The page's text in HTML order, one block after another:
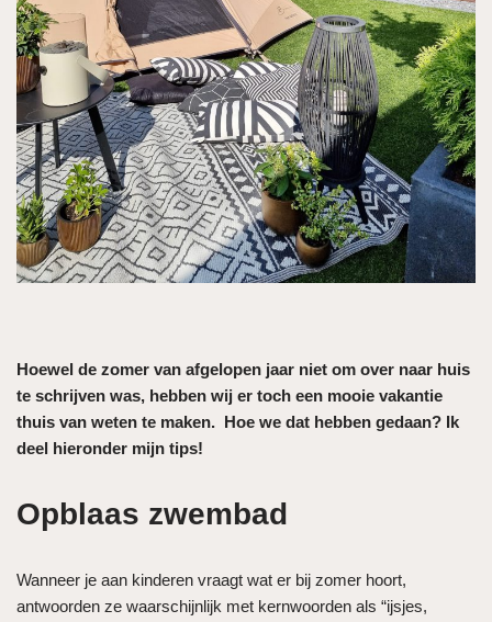
Hoewel de zomer van afgelopen jaar niet om over naar huis
te schrijven was, hebben wij er toch een mooie vakantie
thuis van weten te maken. Hoe we dat hebben gedaan? Ik
deel hieronder mijn tips!
Opblaas zwembad
Wanneer je aan kinderen vraagt wat er bij zomer hoort,
antwoorden ze waarschijnlijk met kernwoorden als “ijsjes,